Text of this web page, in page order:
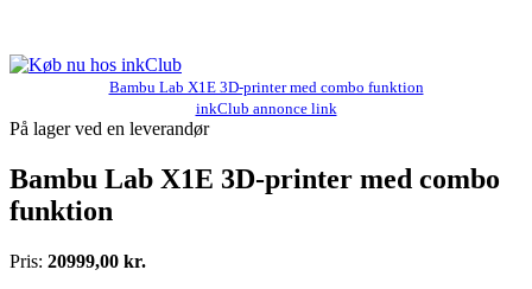
Bambu Lab X1E 3D-printer med combo funktion
inkClub annonce link
På lager ved en leverandør
Bambu Lab X1E 3D-printer med combo
funktion
Pris: 20999,00 kr.